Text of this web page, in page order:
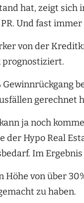
hat, zeigt
Und fast
von der
prognostiziert.
gerechnet
ja noch
der Hypo Real
Im
Höhe von über
zu haben.